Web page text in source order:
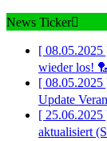
News Ticker
[ 08.05.2025
wieder los!
[ 08.05.2025
Update
[ 25.06.2025
aktualisiert